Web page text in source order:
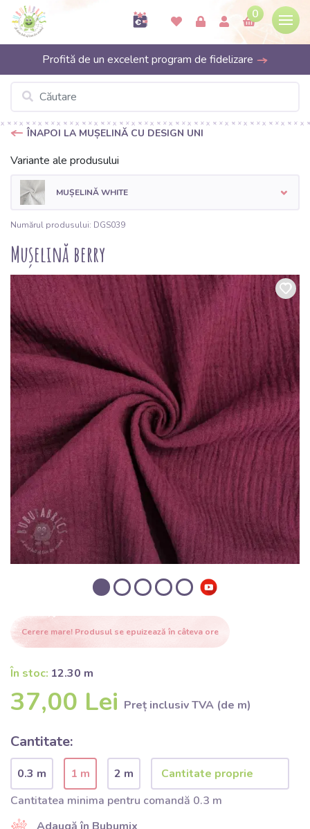
0
Profită de un excelent program de fidelizare
ÎNAPOI LA MUȘELINĂ CU DESIGN UNI
Variante ale produsului
MUȘELINĂ WHITE
Numărul produsului: DGS039
Mușelină berry
Cerere mare! Produsul se epuizează în câteva ore
În stoc: 12.30 m
37,00 Lei Preț inclusiv TVA (de m)
Cantitate:
0.3 m 1 m
2 m
Cantitatea minima pentru comandă 0.3 m